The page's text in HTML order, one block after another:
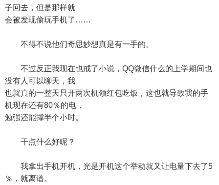
子回去，但是那样就
会被发现偷玩手机了……
不得不说他们奇思妙想真是有一手的。
不过反正我现在也戒了小说，QQ微信什么的上学期间也
没有人可以聊天，我
也就真的一整天只开两次机领红包吃饭，这也就导致我的手
机现在还有80％的电，
勉强还能撑半个小时。
干点什么好呢？
我拿出手机开机，光是开机这个举动就又让电量下去了5
％，就离谱。